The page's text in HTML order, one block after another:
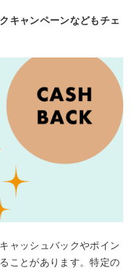
キャンペーンなどもチェ
ャッシュバックやポイン
ことがあります。特定の